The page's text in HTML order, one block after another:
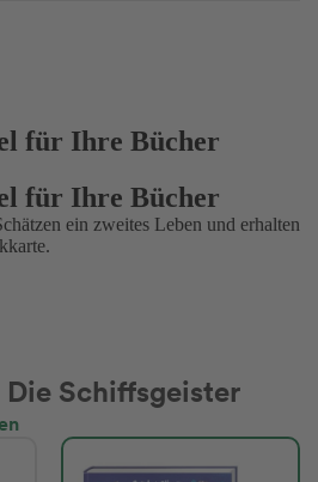
für Ihre Bücher
für Ihre Bücher
ein zweites Leben und erhalten
Schiffsgeister